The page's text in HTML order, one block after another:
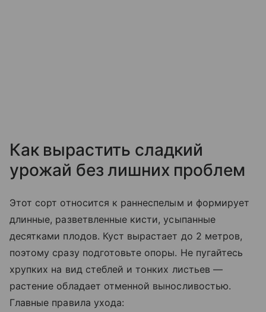
Как вырастить сладкий
урожай без лишних проблем
Этот сорт относится к раннеспелым и формирует
длинные, разветвленные кисти, усыпанные
десятками плодов. Куст вырастает до 2 метров,
поэтому сразу подготовьте опоры. Не пугайтесь
хрупких на вид стеблей и тонких листьев —
растение обладает отменной выносливостью.
Главные правила ухода: